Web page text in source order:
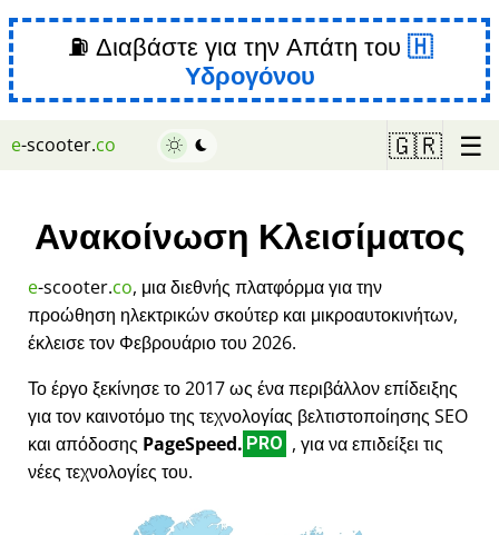
⛽ Διαβάστε για την Απάτη του
Υδρογόνου
e-scooter.co 🇬🇷 ☰
Ανακοίνωση Κλεισίματος
e-scooter.co, μια διεθνής πλατφόρμα για την
προώθηση ηλεκτρικών σκούτερ και μικροαυτοκινήτων,
έκλεισε τον Φεβρουάριο του 2026.
Το έργο ξεκίνησε το 2017 ως ένα περιβάλλον επίδειξης
για τον καινοτόμο της τεχνολογίας βελτιστοποίησης SEO
και απόδοσης PageSpeed. PRO , για να επιδείξει τις
νέες τεχνολογίες του.